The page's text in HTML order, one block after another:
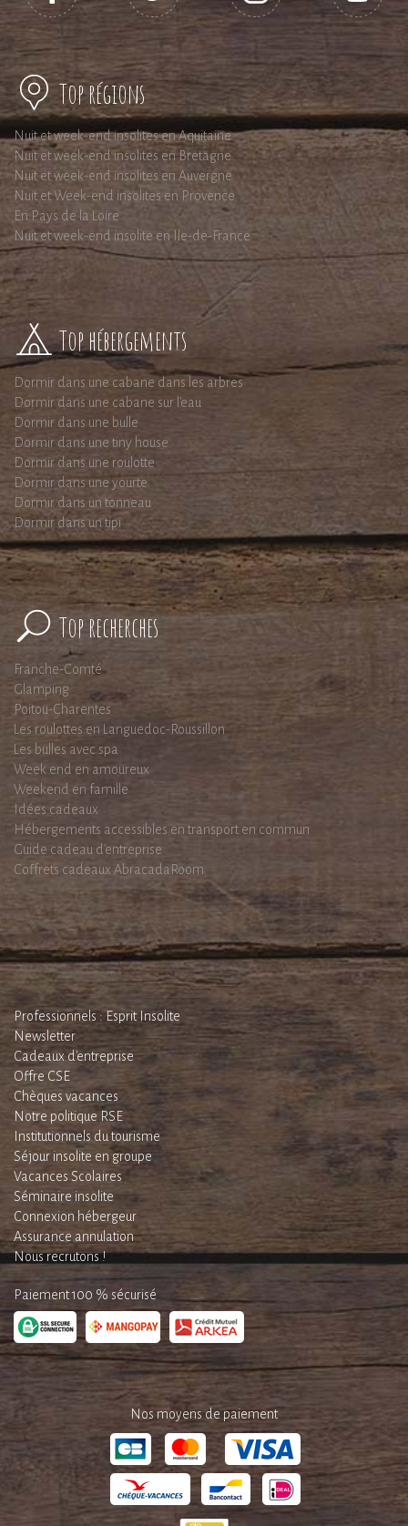
Top régions
Nuit et week-end insolites en Aquitaine
Nuit et week-end insolites en Bretagne
Nuit et week-end insolites en Auvergne
Nuit et Week-end insolites en Provence
En Pays de la Loire
Nuit et week-end insolite en Ile-de-France
Top hébergements
Dormir dans une cabane dans les arbres
Dormir dans une cabane sur l'eau
Dormir dans une bulle
Dormir dans une tiny house
Dormir dans une roulotte
Dormir dans une yourte
Dormir dans un tonneau
Dormir dans un tipi
Top recherches
Franche-Comté
Glamping
Poitou-Charentes
Les roulottes en Languedoc-Roussillon
Les bulles avec spa
Week end en amoureux
Weekend en famille
Idées cadeaux
Hébergements accessibles en transport en commun
Guide cadeau d'entreprise
Coffrets cadeaux AbracadaRoom
Professionnels : Esprit Insolite
Newsletter
Cadeaux d'entreprise
Offre CSE
Chèques vacances
Notre politique RSE
Institutionnels du tourisme
Séjour insolite en groupe
Vacances Scolaires
Séminaire insolite
Connexion hébergeur
Assurance annulation
Nous recrutons !
Paiement 100 % sécurisé
Nos moyens de paiement